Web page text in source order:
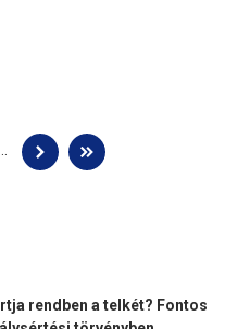
…
rendben a telkét? Fontos